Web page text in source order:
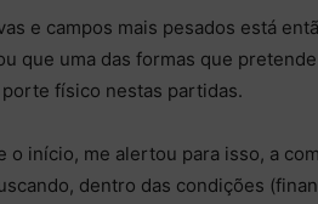
e campos mais pesados está
que uma das formas que
físico nestas partidas.
o início, me alertou para isso, a
dentro das condições